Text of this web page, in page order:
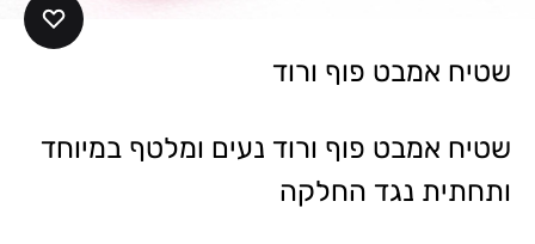
שטיח אמבט פוף ורוד
שטיח אמבט פוף ורוד נעים ומלטף במיוחד
ותחתית נגד החלקה